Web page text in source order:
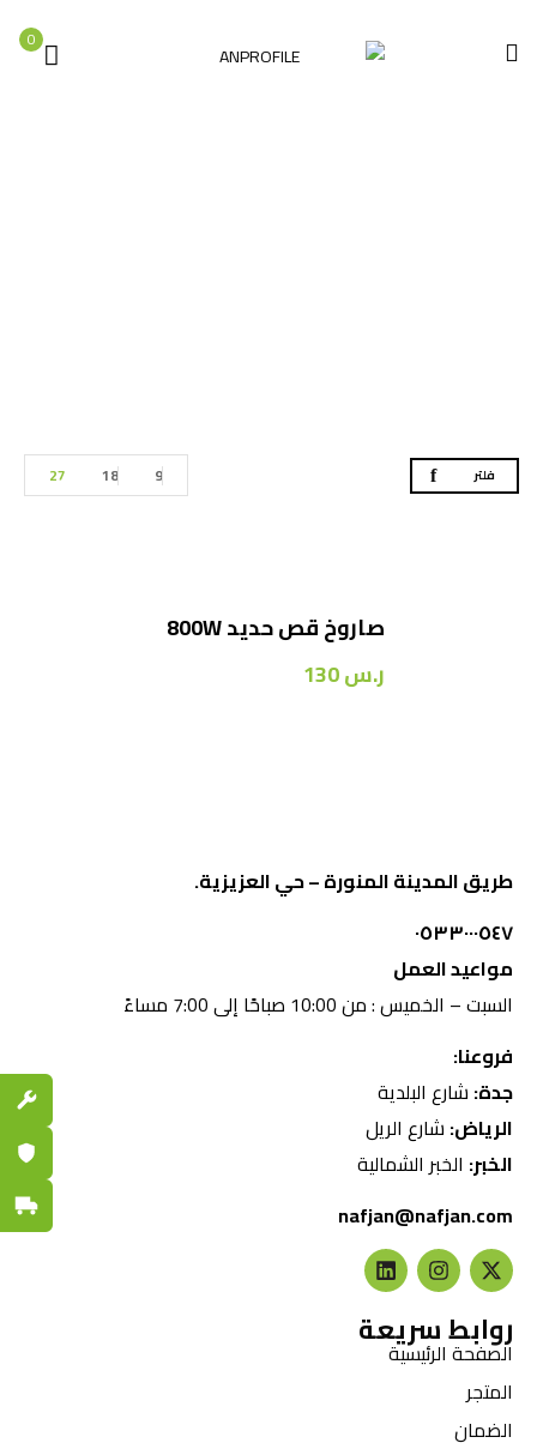
0
فلتر 9
18
27
صاروخ قص حديد 800W
ر.س130
طريق المدينة المنورة – حي العزيزية.
٠٥٣٣٠٠٠٥٤٧
مواعيد العمل
السبت – الخميس : من 10:00 صباحًا إلى 7:00 مساءً
فروعنا:
جدة: شارع البلدية
الرياض: شارع الريل
الخبر: الخبر الشمالية
nafjan@nafjan.com
روابط سريعة
الصفحة الرئيسية
المتجر
الضمان
قطع
ضمان